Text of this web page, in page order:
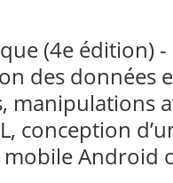
(4e édition) -
des données
manipulations
conception
Android